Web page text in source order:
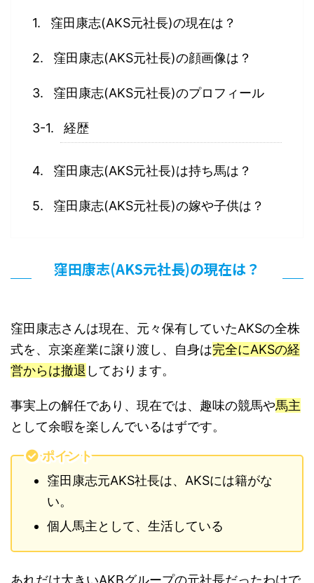
窪田康志(AKS元社長)の現在は？
窪田康志(AKS元社長)の顔画像は？
窪田康志(AKS元社長)のプロフィール
経歴
窪田康志(AKS元社長)は持ち馬は？
窪田康志(AKS元社長)の嫁や子供は？
窪田康志(AKS元社長)の現在は？
窪田康志さんは現在、元々保有していたAKSの全株
式を、京楽産業に譲り渡し、自身は完全にAKSの経
営からは撤退 しております。
事実上の解任であり、現在では、趣味の競馬や馬主
として余暇を楽しんでいるはずです。
ポイント
窪田康志元AKS社長は、AKSには籍がな
い。
個人馬主として、生活している